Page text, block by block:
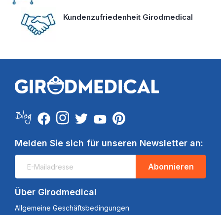
Kundenzufriedenheit Girodmedical
Melden Sie sich für unseren Newsletter an:
Abonnieren
Über Girodmedical
Allgemeine Geschäftsbedingungen